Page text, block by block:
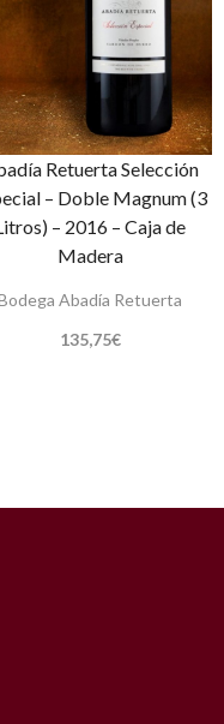
Retuerta Selección
– Doble Magnum (3
– 2016 – Caja de
Madera
Abadía Retuerta
135,75€